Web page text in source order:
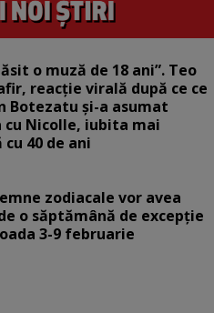
o muză de 18 ani”. Teo
reacție virală după ce ce
Botezatu și-a asumat
Nicolle, iubita mai
40 de ani
zodiacale vor avea
o săptămână de excepție
3-9 februarie